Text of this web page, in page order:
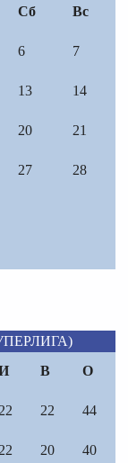
Сб Вс
6 7
13 14
20 21
27 28
В О
22 22 44
22 20 40